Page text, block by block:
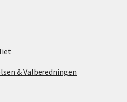
& Valberedningen